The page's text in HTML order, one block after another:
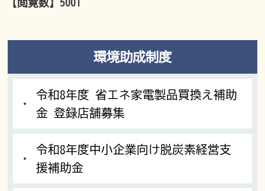
【閲覧数】 5001
環境助成制度
令和8年度 省エネ家電製品買換え補助
金 登録店舗募集
令和8年度中小企業向け脱炭素経営支
援補助金